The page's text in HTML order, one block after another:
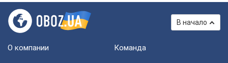
В начало
О компании Команда